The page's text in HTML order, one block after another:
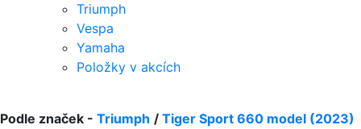
Triumph
Vespa
Yamaha
Položky v akcích
Podle značek - Triumph / Tiger Sport 660 model (2023)